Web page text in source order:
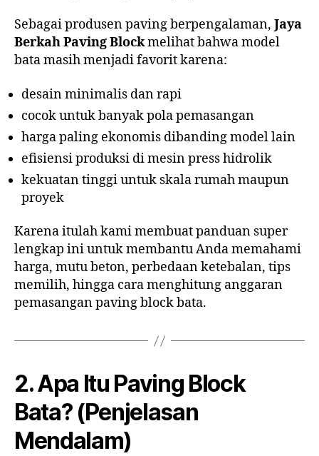
Sebagai produsen paving berpengalaman, Jaya
Berkah Paving Blockmelihat bahwa model
bata masih menjadi favorit karena:
desain minimalis dan rapi
cocok untuk banyak pola pemasangan
harga paling ekonomis dibanding model lain
efisiensi produksi di mesin press hidrolik
kekuatan tinggi untuk skala rumah maupun
proyek
Karena itulah kami membuat panduan super
lengkap ini untuk membantu Anda memahami
harga, mutu beton, perbedaan ketebalan, tips
memilih, hingga cara menghitung anggaran
pemasangan paving block bata.
2. Apa Itu Paving Block
Bata? (Penjelasan
Mendalam)